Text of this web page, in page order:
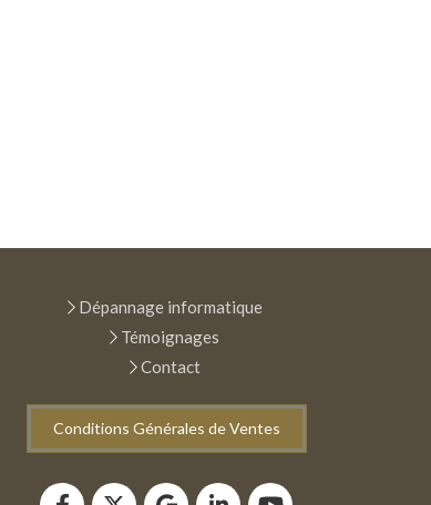
Dépannage informatique
Témoignages
Contact
Conditions Générales de Ventes